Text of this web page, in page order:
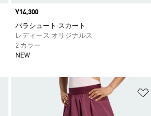
価格
¥14,300
パラシュート スカート
レディース オリジナルス
2 カラー
NEW
ほしいものリストに追加